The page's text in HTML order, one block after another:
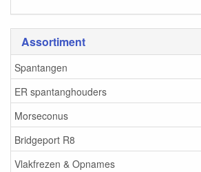
Assortiment
Spantangen
ER spantanghouders
Morseconus
Bridgeport R8
Vlakfrezen & Opnames